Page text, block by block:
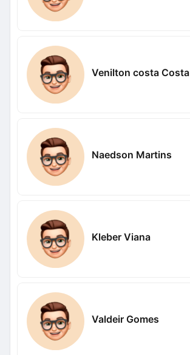
Venilton costa Costa
Naedson Martins
Kleber Viana
Valdeir Gomes